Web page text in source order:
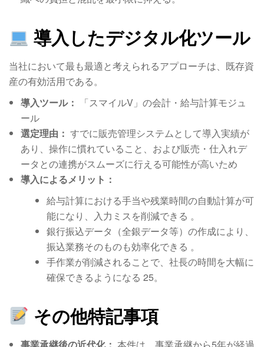
導入したデジタル化ツール
当社において最も最適と考えられるアプローチは、既存資
産の有効活用である。
導入ツール：
「スマイルV」の会計・給与計算モジュ
ール
選定理由： すでに販売管理システムとして導入実績が
あり、操作に慣れていること、および販売・仕入れデ
ータとの連携がスムーズに行える可能性が高いため
導入によるメリット：
給与計算における手当や残業時間の自動計算が可
能になり、入力ミスを削減できる 。
銀行振込データ（全銀データ等）の作成により、
振込業務そのものも効率化できる 。
手作業が削減されることで、社長の時間を大幅に
確保できるようになる 25。
その他特記事項